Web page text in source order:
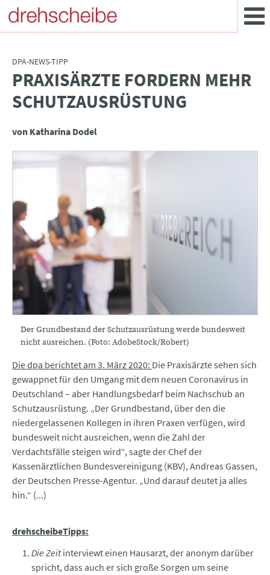
DPA-NEWS-TIPP
:PRAXISÄRZTE FORDERN MEHR
SCHUTZAUSRÜSTUNG
von Katharina Dodel
Der Grundbestand der Schutzausrüstung werde bundesweit
nicht ausreichen. (Foto: AdobeStock/Robert)
Die dpa berichtet am 3. März 2020: Die Praxisärzte sehen sich
gewappnet für den Umgang mit dem neuen Coronavirus in
Deutschland – aber Handlungsbedarf beim Nachschub an
Schutzausrüstung. „Der Grundbestand, über den die
niedergelassenen Kollegen in ihren Praxen verfügen, wird
bundesweit nicht ausreichen, wenn die Zahl der
Verdachtsfälle steigen wird“, sagte der Chef der
Kassenärztlichen Bundesvereinigung (KBV), Andreas Gassen,
der Deutschen Presse-Agentur. „Und darauf deutet ja alles
hin.“ (...)
drehscheibeTipps:
Die Zeitinterviewt einen Hausarzt, der anonym darüber
spricht, dass auch er sich große Sorgen um seine